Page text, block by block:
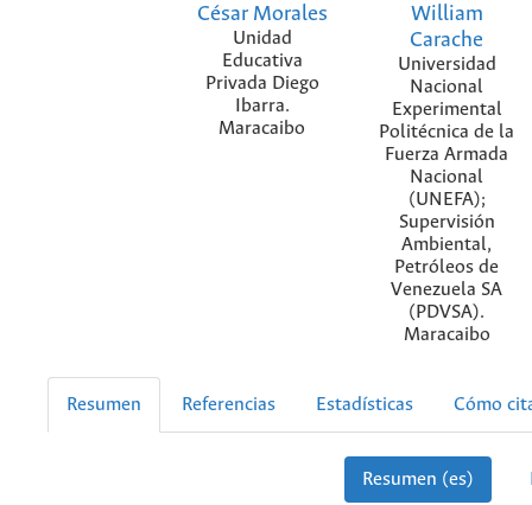
César Morales
Unidad
Educativa
Privada Diego
Ibarra.
Maracaibo
William
Carache
Universidad
Nacional
Experimental
Politécnica de la
Fuerza Armada
Nacional
(UNEFA);
Supervisión
Ambiental,
Petróleos de
Venezuela SA
(PDVSA).
Maracaibo
Resumen Referencias Estadísticas Cómo
Resumen (es)